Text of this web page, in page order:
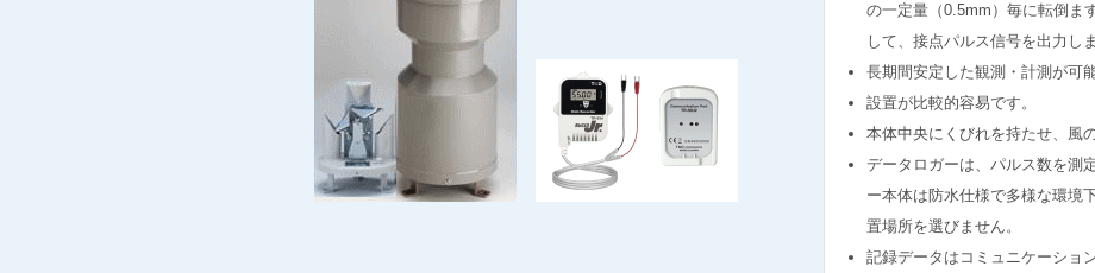
の一定量（0.5mm）毎に転倒ま
して、接点パルス信号を出力しま
長期間安定した観測・計測が可能
設置が比較的容易です。
本体中央にくびれを持たせ、風
データロガーは、パルス数を測
ー本体は防水仕様で多様な環境
置場所を選びません。
記録データはコミュニケーショ